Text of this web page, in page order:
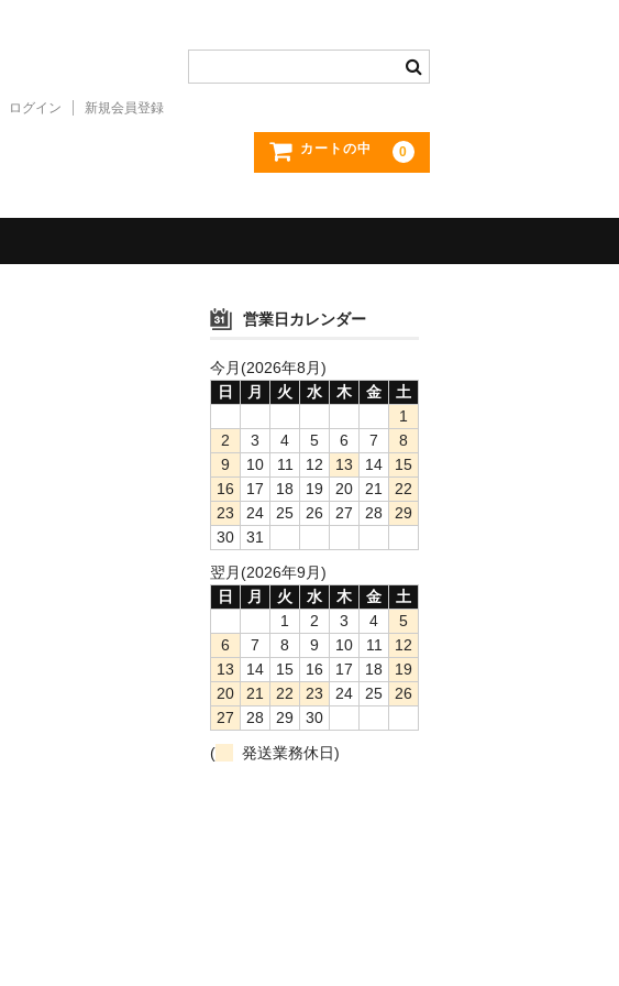
ログイン 新規会員登録
カートの中 0
営業日カレンダー
今月(2026年8月)
日
月 火 水 木 金
土
1
2
3 4 5 6 7
8
9
10 11 12 13 14
15
16
17 18 19 20 21
22
23
24 25 26 27 28
29
30
31
翌月(2026年9月)
日
月 火 水 木 金
土
1
2 3 4
5
6
7 8 9 10 11
12
13
14 15 16 17 18
19
20
21 22 23 24 25
26
27
28 29
30
(
発送業務休日)